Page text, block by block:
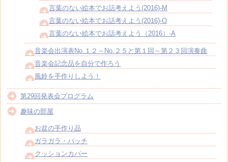
言葉のない絵本でお話考えよう(2016)-M
言葉のない絵本でお話考えよう(2016)-O
言葉のない絵本でお話考えよう（2016）-A
音楽会出演表No.１２～No.２５と第１回～第２３回演奏曲
音楽会記念品を自分で作ろう
風鈴を手作りしよう！
第29回発表会プログラム
趣味の部屋
お盆の手作り品
ガラガラ・バッチ
クッションカバー